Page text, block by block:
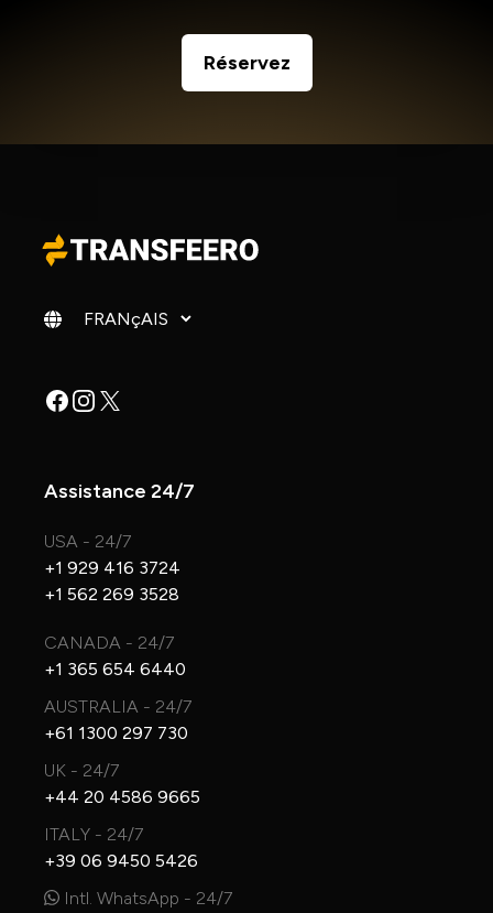
Réservez
Changer de langue
Facebook
Instagram
X
Assistance 24/7
USA - 24/7
+1 929 416 3724
+1 562 269 3528
CANADA - 24/7
+1 365 654 6440
AUSTRALIA - 24/7
+61 1300 297 730
UK - 24/7
+44 20 4586 9665
ITALY - 24/7
+39 06 9450 5426
Intl. WhatsApp - 24/7